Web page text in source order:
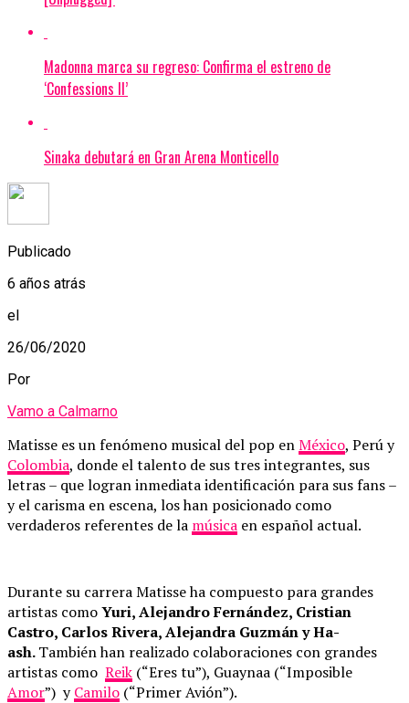
Madonna marca su regreso: Confirma el estreno de
‘Confessions II’
Sinaka debutará en Gran Arena Monticello
Publicado
6 años atrás
el
26/06/2020
Por
Vamo a Calmarno
Matisse es un fenómeno musical del pop enMéxico, Perú y
Colombia, donde el talento de sus tres integrantes, sus
letras – que logran inmediata identificación para sus fans –
y el carisma en escena, los han posicionado como
verdaderos referentes de la música en español actual.
Durante su carrera Matisse ha compuesto para grandes
artistas comoYuri, Alejandro Fernández, Cristian
Castro, Carlos Rivera, Alejandra Guzmán y Ha-
ash.También han realizado colaboraciones con grandes
artistas como Reik (“Eres tu”), Guaynaa (“Imposible
Amor”) yCamilo (“Primer Avión”).